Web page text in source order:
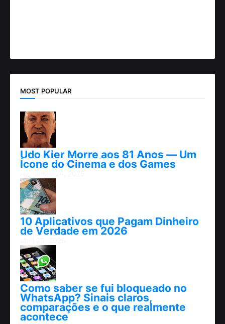
MOST POPULAR
Udo Kier Morre aos 81 Anos — Um
Ícone do Cinema e dos Games
10 Aplicativos que Pagam Dinheiro
de Verdade em 2026
Como saber se fui bloqueado no
WhatsApp? Sinais claros,
comparações e o que realmente
acontece